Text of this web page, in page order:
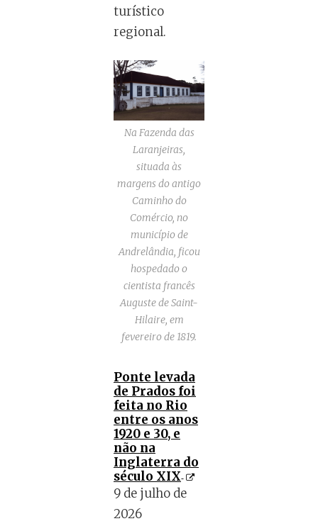
turístico
regional.
Na Fazenda das
Laranjeiras,
situada às
margens do antigo
Caminho do
Comércio, no
município de
Andrelândia, ficou
hospedado o
cientista francês
Auguste de Saint-
Hilaire, em
fevereiro de 1819.
Ponte levada
de Prados foi
feita no Rio
entre os anos
1920 e 30, e
não na
Inglaterra do
século XIX
9 de julho de
2026